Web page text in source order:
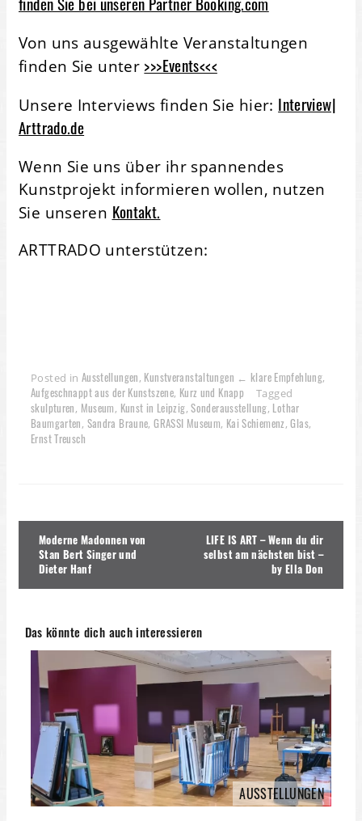
Von uns ausgewählte Veranstaltungen
finden Sie unter >>>Events<<<
Unsere Interviews finden Sie hier: Interview|
Arttrado.de
Wenn Sie uns über ihr spannendes
Kunstprojekt informieren wollen, nutzen
Sie unseren Kontakt.
ARTTRADO unterstützen:
Posted in Ausstellungen, Kunstveranstaltungen ← klare Empfehlung,
Aufgeschnappt aus der Kunstszene, Kurz und Knapp Tagged
skulpturen, Museum, Kunst in Leipzig,Sonderausstellung, Lothar
Baumgarten, Sandra Braune,GRASSI Museum, Kai Schiemenz,Glas,
Ernst Treusch
Beitragsnavigation
Moderne Madonnen von
Stan Bert Singer und
Dieter Hanf
LIFE IS ART – Wenn du dir
selbst am nächsten bist –
by Ella Don
Das könnte dich auch interessieren
AUSSTELLUNGEN